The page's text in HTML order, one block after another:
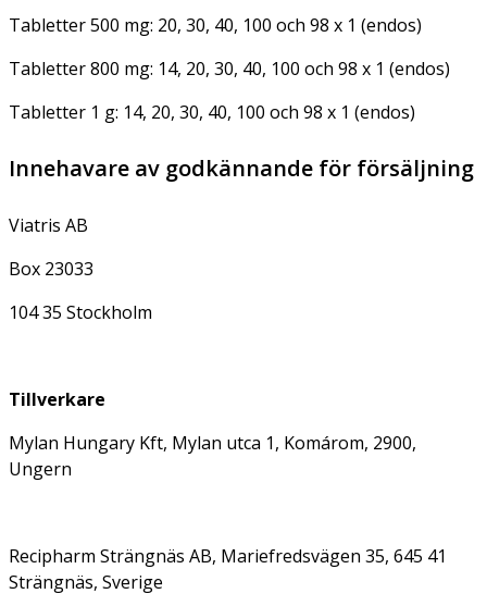
Tabletter 500 mg: 20, 30, 40, 100 och 98 x 1 (endos)
Tabletter 800 mg: 14, 20, 30, 40, 100 och 98 x 1 (endos)
Tabletter 1 g: 14, 20, 30, 40, 100 och 98 x 1 (endos)
Innehavare av godkännande för försäljning
Viatris AB
Box 23033
104 35 Stockholm
Tillverkare
Mylan Hungary Kft, Mylan utca 1, Komárom, 2900,
Ungern
Recipharm Strängnäs AB, Mariefredsvägen 35, 645 41
Strängnäs, Sverige